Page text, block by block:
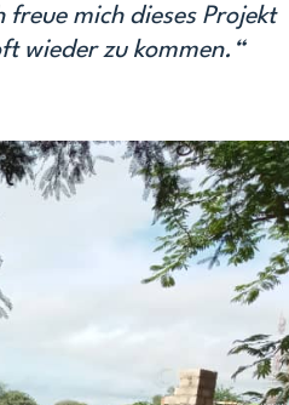
freue mich dieses Projekt
wieder zu kommen.“